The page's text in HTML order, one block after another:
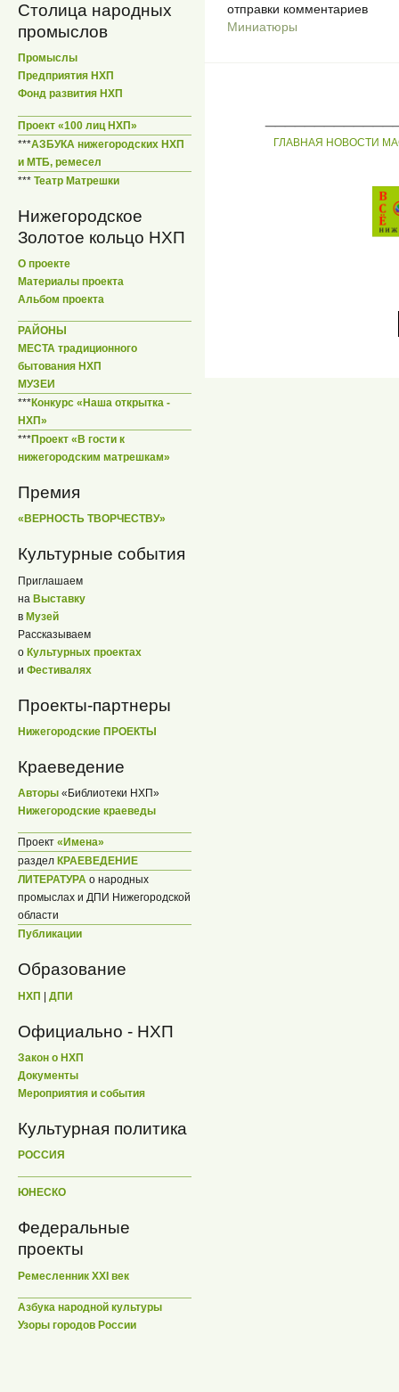
Столица народных
промыслов
Промыслы
Предприятия НХП
Фонд развития НХП
Проект «100 лиц НХП»
***АЗБУКА нижегородских НХП
и МТБ, ремесел
*** Театр Матрешки
Нижегородское
Золотое кольцо НХП
О проекте
Материалы проекта
Альбом проекта
РАЙОНЫ
МЕСТА традиционного
бытования НХП
МУЗЕИ
***Конкурс «Наша открытка -
НХП»
***Проект «В гости к
нижегородским матрешкам»
Премия
«ВЕРНОСТЬ ТВОРЧЕСТВУ»
Культурные события
Приглашаем
на Выставку
в Музей
Рассказываем
о Культурных проектах
и Фестивалях
Проекты-партнеры
Нижегородские ПРОЕКТЫ
Краеведение
Авторы «Библиотеки НХП»
Нижегородские краеведы
Проект «Имена»
раздел КРАЕВЕДЕНИЕ
ЛИТЕРАТУРА о народных
промыслах и ДПИ Нижегородской
области
Публикации
Образование
НХП | ДПИ
Официально - НХП
Закон о НХП
Документы
Мероприятия и события
Культурная политика
РОССИЯ
ЮНЕСКО
Федеральные
проекты
Ремесленник XXI век
Азбука народной культуры
Узоры городов России
отправки комментариев
Миниатюры
ГЛАВНАЯ НОВОСТИ